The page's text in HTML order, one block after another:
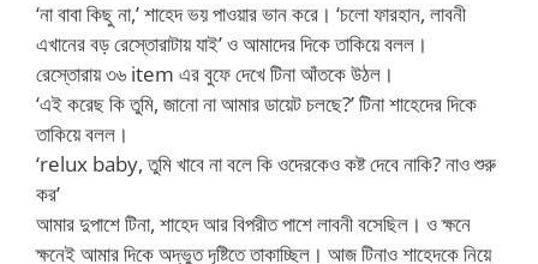
‘না বাবা কিছু না,’ শাহেদ ভয় পাওয়ার ভান করে। ‘চলো ফারহান, লাবনী
এখানের বড় রেস্তোরাটায় যাই’ ও আমাদের দিকে তাকিয়ে বলল।
রেস্তোরায় ৩৬ item এর বুফে দেখে টিনা আঁতকে উঠল।
‘এই করেছ কি তুমি, জানো না আমার ডায়েট চলছে?’ টিনা শাহেদের দিকে
তাকিয়ে বলল।
‘relux baby, তুমি খাবে না বলে কি ওদেরকেও কষ্ট দেবে নাকি? নাও শুরু
কর’
আমার দুপাশে টিনা, শাহেদ আর বিপরীত পাশে লাবনী বসেছিল। ও ক্ষনে
ক্ষনেই আমার দিকে অদ্ভুত দৃষ্টিতে তাকাচ্ছিল। আজ টিনাও শাহেদকে নিয়ে